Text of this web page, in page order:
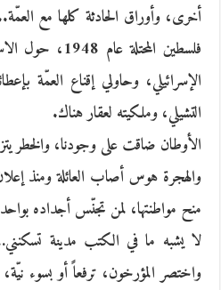
أخرى، وأوراق الحادثة كلها مع
فلسطين المحتلة
الإسرائيلي، وحاولي إقناع العمّة
التشيلي، وملكيته لعقار هناك.
الأوطان ضاقت على وجودنا، والخطر
والهجرة هوس أصاب العائلة ومنذ
منح مواطنتها، لمن تجنّس أجداده
لا يشبه ما في الكتب مدينة تسكنني…
واختصر المؤرخون، ترفعاً أو بسوء